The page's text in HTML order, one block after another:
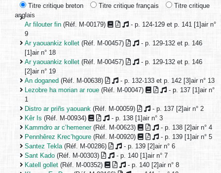
Titre critique breton Titre critique français
Titre critique
anglais
Ar filouter fin (Réf. M-00179)
- p. 124-129 et p. 141 [1]air n°
9
Ar yaouankiz kollet (Réf. M-00457)
- p. 129-132 et p. 146
[1]air n° 18
Ar yaouankiz kollet (Réf. M-00457)
- p. 129-132 et p. 146
[2]air n° 19
An doganed (Réf. M-00638)
- p. 132-133 et p. 142 [3]air n° 13
Lezobre ha morian ar roue (Réf. M-00047)
- p. 137 [1]air n°
1
Distro ar priñs yaouank (Réf. M-00059)
- p. 137 [2]air n° 2
Kêr Is (Réf. M-00934)
- p. 138 [1]air n° 3
Kammdro ar c’hemener(Réf. M-00623)
- p. 138 [2]air n° 4
Pennhêrez Krec’hgoure (Réf. M-00920)
- p. 139 [1]air n° 5
Santez Tekla (Réf. M-00286)
- p. 139 [2]air n° 6
Sant Kado (Réf. M-00303)
- p. 140 [1]air n° 7
Katell gollet (Réf. M-00352)
- p. 140 [2]air n° 8